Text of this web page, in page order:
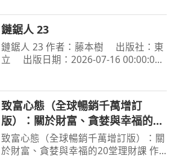
華麗面世 「我們一起吃遍臺島吧！」
――青山千鶴子（
鏈鋸人 23
鏈鋸人 23 作者：藤本樹 出版社：東
立 出版日期：2026-07-16 00:00:00
死之惡魔的公安也企圖與淀治接觸。夾
在兩個選項之間感到
致富心態（全球暢銷千萬增訂
版）：關於財富、貪婪與幸福的20
堂理財課
致富心態（全球暢銷千萬增訂版）：關
於財富、貪婪與幸福的20堂理財課 作